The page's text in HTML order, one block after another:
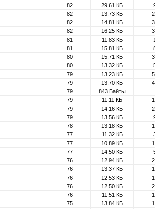
82 29.61 КБ
82 13.73 КБ
82 14.81 КБ
82 16.25 КБ
81 11.83 КБ 1
81 15.81 КБ
80 15.71 КБ
80 13.32 КБ
79 13.23 КБ
79 13.70 КБ
79
843 Байты
79 11.11 КБ
79 14.16 КБ
79 13.56 КБ
78 13.18 КБ
77 11.32 КБ
77 10.89 КБ
77 14.50 КБ
76 12.94 КБ
76 13.37 КБ
76 12.53 КБ
76 12.50 КБ
76 11.51 КБ
75 13.84 КБ